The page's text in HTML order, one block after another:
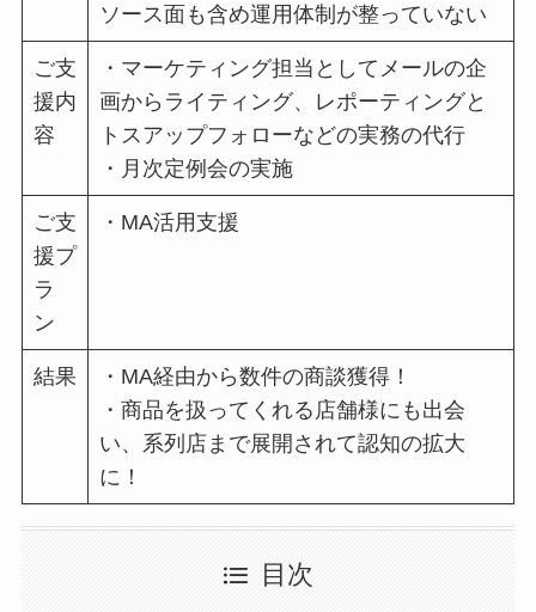
ソース面も含め運用体制が整っていない
ご支
援内
容
・マーケティング担当としてメールの企
画からライティング、レポーティングと
トスアップフォローなどの実務の代行
・月次定例会の実施
ご支
援プ
ラ
ン
・MA活用支援
結果
・MA経由から数件の商談獲得！
・商品を扱ってくれる店舗様にも出会
い、系列店まで展開されて認知の拡大
に！
目次